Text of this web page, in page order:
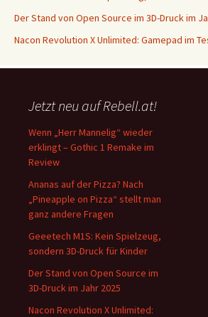
Der Stand von Open Source im 3D-Druck im
Nacon Revolution X Unlimited: Gamepad im
Jetzt neu auf Rebell.at!
Wenn „Herr Mannelig“ wieder
erklingt – Gothic 1 Remake im
Review
Ananas auf der Pizza? Nach
„Pineapple on Pizza“ stellt man
ganz andere Fragen
Geeetech M1S: Kein Spielzeug,
sondern 3D-Druck für Kinder
Der Stand von Open Source im
3D-Druck im Jahr 2025
Nacon Revolution X Unlimited: